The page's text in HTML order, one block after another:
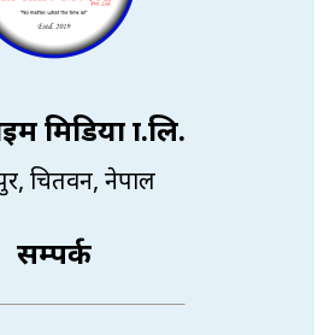
मिडिया प्रा.लि.
चितवन, नेपाल
सम्पर्क